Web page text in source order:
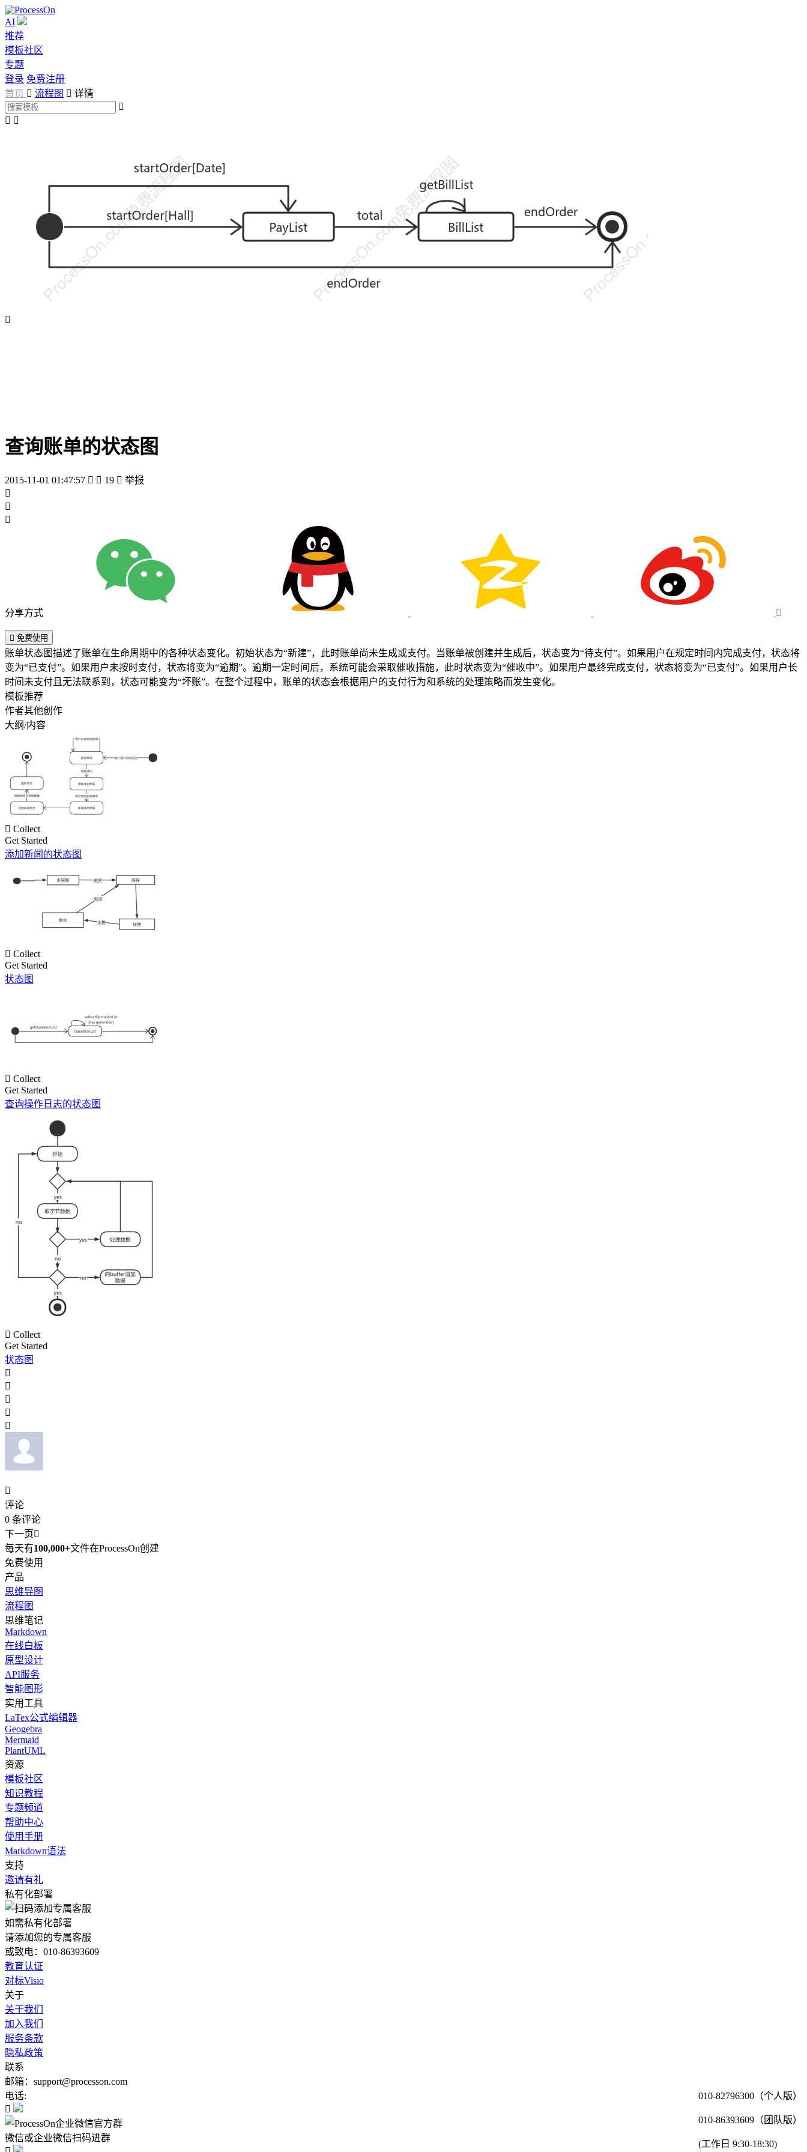
AI
推荐
模板社区
专题
登录 免费注册
首页  流程图  详情

 

查询账单的状态图
2015-11-01 01:47:57   19  举报



分享方式 
 免费使用
账单状态图描述了账单在生命周期中的各种状态变化。初始状态为“新建”，此时账单尚未生成或支付。当账单被创建并生成后，状态变为“待支付”。如果用户在规定时间内完成支付，状态将
变为“已支付”。如果用户未按时支付，状态将变为“逾期”。逾期一定时间后，系统可能会采取催收措施，此时状态变为“催收中”。如果用户最终完成支付，状态将变为“已支付”。如果用户长
时间未支付且无法联系到，状态可能变为“坏账”。在整个过程中，账单的状态会根据用户的支付行为和系统的处理策略而发生变化。
模板推荐
作者其他创作
大纲/内容
 Collect
Get Started
添加新闻的状态图
 Collect
Get Started
状态图
 Collect
Get Started
查询操作日志的状态图
 Collect
Get Started
状态图






评论
0 条评论
下一页
每天有100,000+文件在ProcessOn创建
免费使用
产品
思维导图
流程图
思维笔记
Markdown
在线白板
原型设计
API服务
智能图形
实用工具
LaTex公式编辑器
Geogebra
Mermaid
PlantUML
资源
模板社区
知识教程
专题频道
帮助中心
使用手册
Markdown语法
支持
邀请有礼
私有化部署
如需私有化部署
请添加您的专属客服
或致电：010-86393609
教育认证
对标Visio
关于
关于我们
加入我们
服务条款
隐私政策
联系
邮箱：support@processon.com
电话:
010-82796300（个人版）
010-86393609（团队版）
(工作日 9:30-18:30)

微信或企业微信扫码进群